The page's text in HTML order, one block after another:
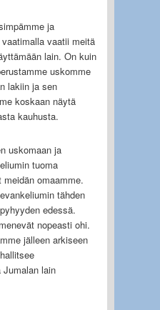
ja
vaatii meitä
lain. On kuin
uskomme
lakiin ja sen
koskaan näytä
kauhusta.
uskomaan ja
tuoma
omaamme.
tähden
edessä.
nopeasti ohi.
jälleen arkiseen
lain